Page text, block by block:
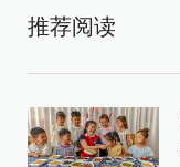
推荐阅读